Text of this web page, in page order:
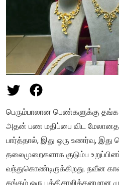
பெரும்பாலான பெண்களுக்கு தங்க
அதன் பண மதிப்பை விட
பார்த்தால், இது ஒரு உணர்வு, இது
தலைமுறைகளாக குடும்ப
வந்துகொண்டிருக்கிறது. நவீன
தங்கம் ஒரு புத்திசாலித்தனமான